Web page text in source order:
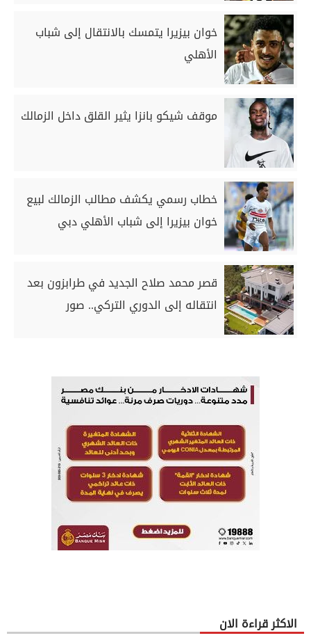
خوان بيزيرا يتمسك بالانتقال إلى شباب
الأهلي
موقف شيكو بانزا يثير القلق داخل الزمالك
خطاب رسمي يكشف مطالب الزمالك لبيع
خوان بيزيرا إلى شباب الأهلي دبي
قصر محمد صلاح الجديد في طرابزون بعد
انتقاله إلى الدوري التركي.. صور
الاكثر قراءة الان